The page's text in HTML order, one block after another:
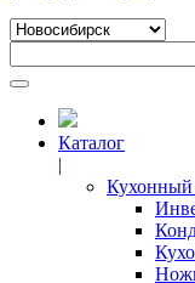
Каталог
|
Кухонный